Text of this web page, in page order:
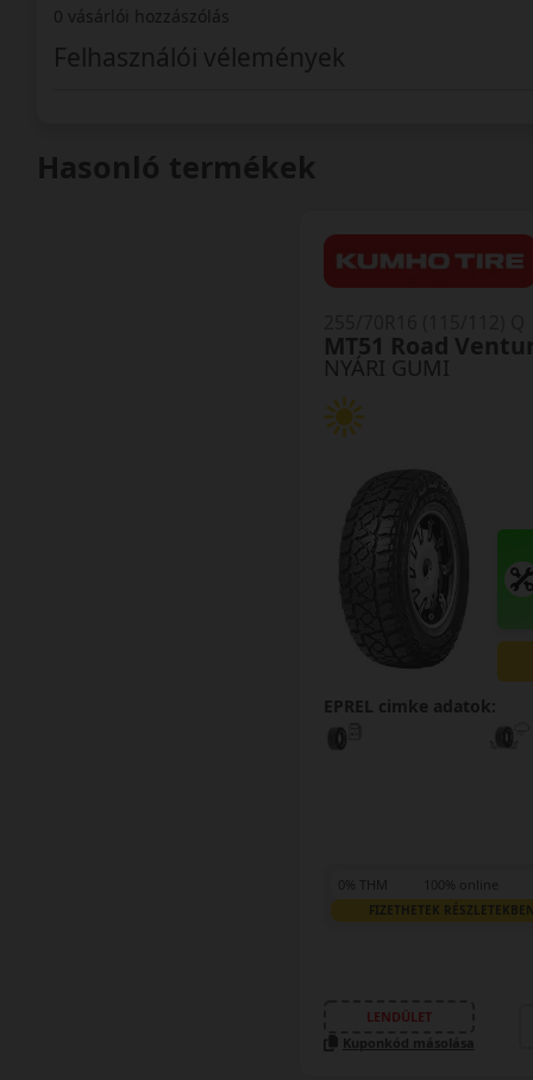
0 vásárlói hozzászólás
Felhasználói vélemények
Hasonló termékek
NYÁRI GUMI
MT51 Road
EPREL cimke adatok:
0% THM 100% online
FIZETHETEK
LENDÜLET
Kuponkód másolása